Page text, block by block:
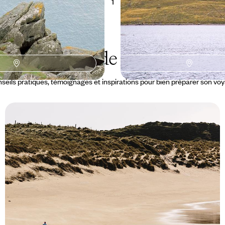
Le GuideGalway
pratiques, témoignages et inspirations pour bien préparer son